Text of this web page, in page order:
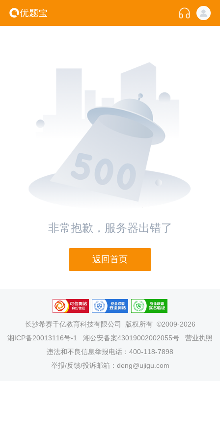
非常抱歉，服务器出错了
返回首页
长沙希赛千亿教育科技有限公司
版权所有 ©2009-2026
湘ICP备20013116号-1
湘公安备案43019002002055号
营业执照
违法和不良信息举报电话：400-118-7898
举报/反馈/投诉邮箱：deng@ujigu.com